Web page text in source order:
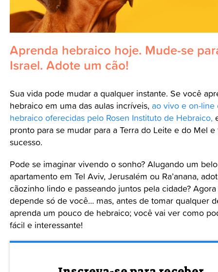
Aprenda hebraico hoje. Mude-se
Israel. Adote um cão!
Sua vida pode mudar a qualquer instante. Se você
hebraico em uma das aulas incríveis, ao vivo e on-line
hebraico oferecidas pelo Rosen Instituto de Hebraico,
pronto para se mudar para a Terra do Leite e do Mel
sucesso.
Pode se imaginar vivendo o sonho? Alugando um belo
apartamento em Tel Aviv, Jerusalém ou Ra’anana,
cãozinho lindo e passeando juntos pela cidade? Agora
depende só de você… mas, antes de tomar qualquer
aprenda um pouco de hebraico; você vai ver como
fácil e interessante!